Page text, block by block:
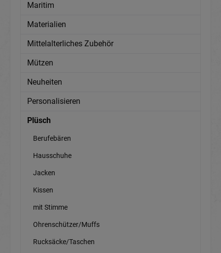
Maritim
Materialien
Mittelalterliches Zubehör
Mützen
Neuheiten
Personalisieren
Plüsch
Berufebären
Hausschuhe
Jacken
Kissen
mit Stimme
Ohrenschützer/Muffs
Rucksäcke/Taschen